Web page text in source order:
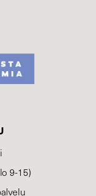
9-15)